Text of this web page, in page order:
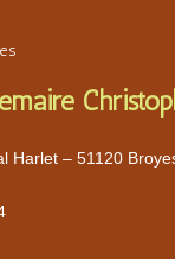
Harlet – 51120